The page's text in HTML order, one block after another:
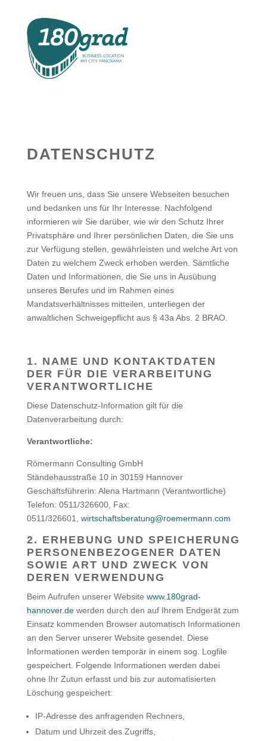
DATENSCHUTZ
Wir freuen uns, dass Sie unsere Webseiten besuchen
und bedanken uns für Ihr Interesse. Nachfolgend
informieren wir Sie darüber, wie wir den Schutz Ihrer
Privatsphäre und Ihrer persönlichen Daten, die Sie uns
zur Verfügung stellen, gewährleisten und welche Art von
Daten zu welchem Zweck erhoben werden. Sämtliche
Daten und Informationen, die Sie uns in Ausübung
unseres Berufes und im Rahmen eines
Mandatsverhältnisses mitteilen, unterliegen der
anwaltlichen Schweigepflicht aus § 43a Abs. 2 BRAO.
1. NAME UND KONTAKTDATEN
DER FÜR DIE VERARBEITUNG
VERANTWORTLICHE
Diese Datenschutz-Information gilt für die
Datenverarbeitung durch:
Verantwortliche:
Römermann Consulting GmbH
Ständehausstraße 10 in 30159 Hannover
Geschäftsführerin: Alena Hartmann (Verantwortliche)
Telefon: 0511/326600, Fax:
0511/326601, wirtschaftsberatung@roemermann.com
2. ERHEBUNG UND SPEICHERUNG
PERSONENBEZOGENER DATEN
SOWIE ART UND ZWECK VON
DEREN VERWENDUNG
Beim Aufrufen unserer Website www.180grad-
hannover.dewerden durch den auf Ihrem Endgerät zum
Einsatz kommenden Browser automatisch Informationen
an den Server unserer Website gesendet. Diese
Informationen werden temporär in einem sog. Logfile
gespeichert. Folgende Informationen werden dabei
ohne Ihr Zutun erfasst und bis zur automatisierten
Löschung gespeichert:
IP-Adresse des anfragenden Rechners,
Datum und Uhrzeit des Zugriffs,